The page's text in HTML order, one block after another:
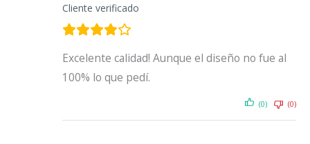
Cliente verificado
Excelente calidad! Aunque el diseño no fue al
100% lo que pedí.
(0) (0)